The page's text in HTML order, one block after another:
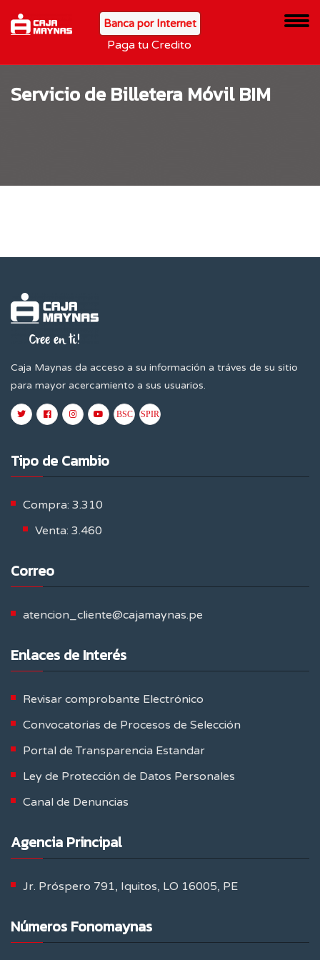
Banca por Internet
Paga tu Credito
Servicio de Billetera Móvil BIM
Caja Maynas da acceso a su información a tráves de su sitio
para mayor acercamiento a sus usuarios.
Tipo de Cambio
Compra: 3.310
Venta: 3.460
Correo
atencion_cliente@cajamaynas.pe
Enlaces de Interés
Revisar comprobante Electrónico
Convocatorias de Procesos de Selección
Portal de Transparencia Estandar
Ley de Protección de Datos Personales
Canal de Denuncias
Agencia Principal
Jr. Próspero 791, Iquitos, LO 16005, PE
Números Fonomaynas